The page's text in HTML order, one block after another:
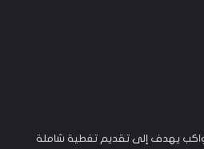
يهدف إلى تقديم تغطية شاملة